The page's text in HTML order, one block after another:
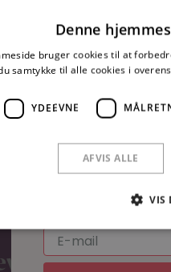
Denne
bruger cookies til at
samtykke til alle cookies i
YDEEVNE
AFVIS ALLE
VIS
Spar 5%
50 kr. rabat
Prøv
Skriv din e-mail
E-mail